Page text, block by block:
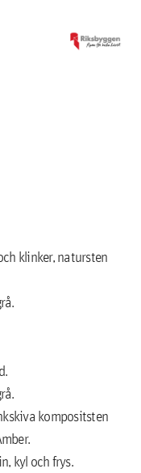
klinker, natursten
kompositsten
kyl och frys.